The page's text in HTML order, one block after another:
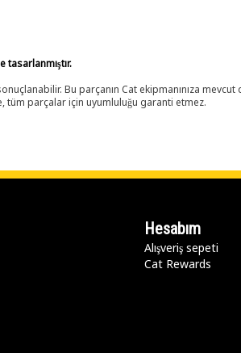
tasarlanmıştır.
Bu parçanın Cat ekipmanınıza
tüm parçalar için uyumluluğu garanti etmez.
Hesabım
Alışveriş sepeti
Cat Rewards